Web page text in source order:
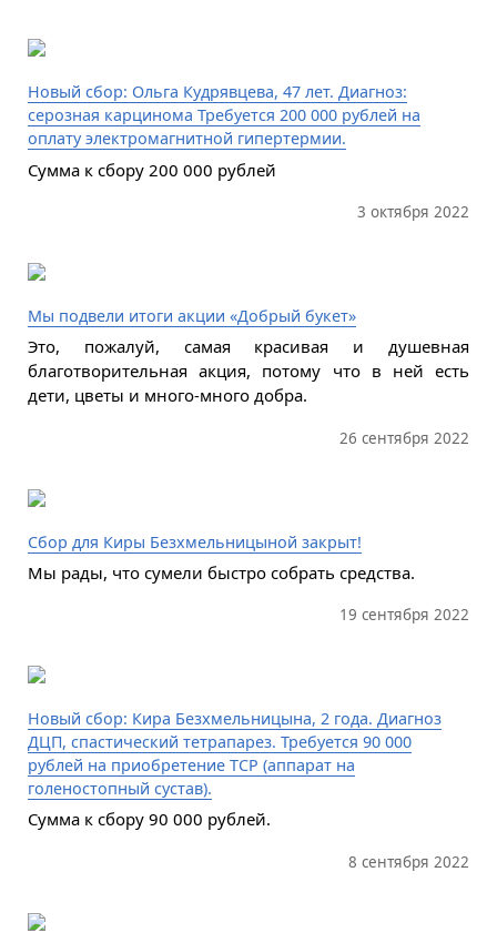
Новый сбор: Ольга Кудрявцева, 47 лет. Диагноз:
серозная карцинома Требуется 200 000 рублей на
оплату электромагнитной гипертермии.
Сумма к сбору 200 000 рублей
3 октября 2022
Мы подвели итоги акции «Добрый букет»
Это, пожалуй, самая красивая и душевная
благотворительная акция, потому что в ней есть
дети, цветы и много-много добра.
26 сентября 2022
Сбор для Киры Безхмельницыной закрыт!
Мы рады, что сумели быстро собрать средства.
19 сентября 2022
Новый сбор: Кира Безхмельницына, 2 года. Диагноз
ДЦП, спастический тетрапарез. Требуется 90 000
рублей на приобретение ТСР (аппарат на
голеностопный сустав).
Сумма к сбору 90 000 рублей.
8 сентября 2022